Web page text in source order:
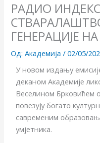
РАДИО
ГЕНЕРАЦИЈЕ
Од: Академија/02/05/
У новом издању
деканом Академије
Веселином Брковићем
повезују богато
савременим
умјетника.